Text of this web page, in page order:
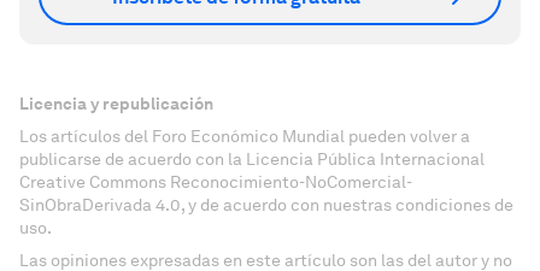
Licencia y republicación
Los artículos del Foro Económico Mundial pueden volver a
publicarse de acuerdo con la Licencia Pública Internacional
Creative Commons Reconocimiento-NoComercial-
SinObraDerivada 4.0, y de acuerdo con nuestras condiciones de
uso.
Las opiniones expresadas en este artículo son las del autor y no